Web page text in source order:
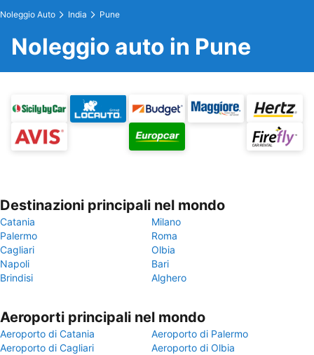
Noleggio Auto India Pune
Noleggio auto in Pune
Destinazioni principali nel mondo
Catania
Milano
Palermo
Roma
Cagliari
Olbia
Napoli
Bari
Brindisi
Alghero
Aeroporti principali nel mondo
Aeroporto di Catania
Aeroporto di Palermo
Aeroporto di Cagliari
Aeroporto di Olbia